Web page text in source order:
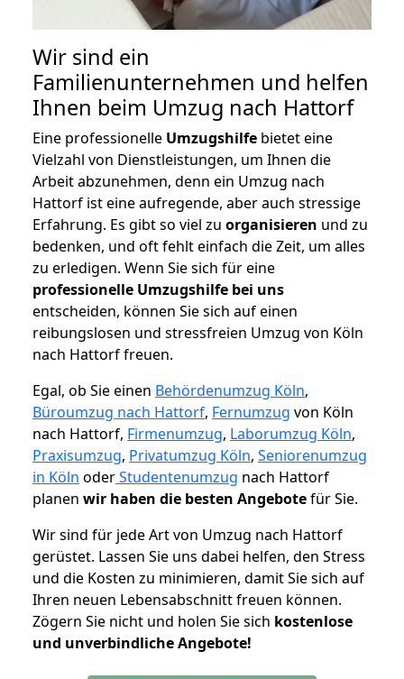
Wir sind ein
Familienunternehmen und helfen
Ihnen beim Umzug nach Hattorf
Eine professionelle Umzugshilfe bietet eine
Vielzahl von Dienstleistungen, um Ihnen die
Arbeit abzunehmen, denn ein Umzug nach
Hattorf ist eine aufregende, aber auch stressige
Erfahrung. Es gibt so viel zu organisieren und zu
bedenken, und oft fehlt einfach die Zeit, um alles
zu erledigen. Wenn Sie sich für eine
professionelle Umzugshilfe bei uns
entscheiden, können Sie sich auf einen
reibungslosen und stressfreien Umzug von Köln
nach Hattorf freuen.
Egal, ob Sie einen Behördenumzug Köln,
Büroumzug nach Hattorf, Fernumzug von Köln
nach Hattorf, Firmenumzug, Laborumzug Köln,
Praxisumzug, Privatumzug Köln, Seniorenumzug
in Köln oderStudentenumzug nach Hattorf
planen wir haben die besten Angebotefür Sie.
Wir sind für jede Art von Umzug nach Hattorf
gerüstet. Lassen Sie uns dabei helfen, den Stress
und die Kosten zu minimieren, damit Sie sich auf
Ihren neuen Lebensabschnitt freuen können.
Zögern Sie nicht und holen Sie sich kostenlose
und unverbindliche Angebote!